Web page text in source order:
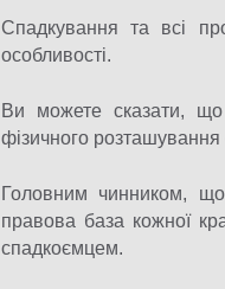
Спадкування та всі
особливості.
Ви можете сказати, що
фізичного розташування
Головним чинником,
правова база кожної
спадкоємцем.